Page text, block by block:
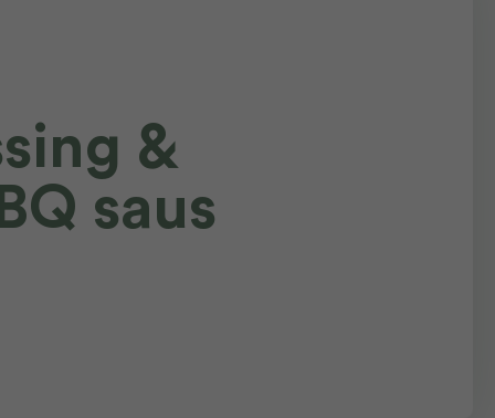
&
saus